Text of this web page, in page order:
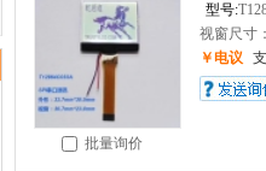
批量询价
型号:
视窗尺寸
￥电议